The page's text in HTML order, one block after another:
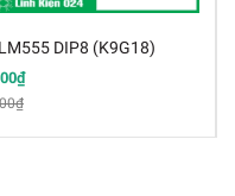
IL
>2.7V
OL
DIP8 (K9G18)